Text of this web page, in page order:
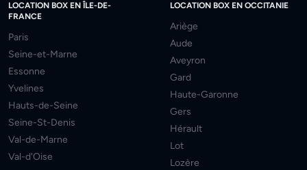
LOCATION BOX EN ÎLE-DE-
FRANCE
Paris
Seine-et-Marne
Essonne
Yvelines
Hauts-de-Seine
Seine-St-Denis
Val-de-Marne
Val-d'Oise
LOCATION BOX EN OCCITANIE
Ariège
Aude
Aveyron
Gard
Haute-Garonne
Gers
Hérault
Lot
Lozère